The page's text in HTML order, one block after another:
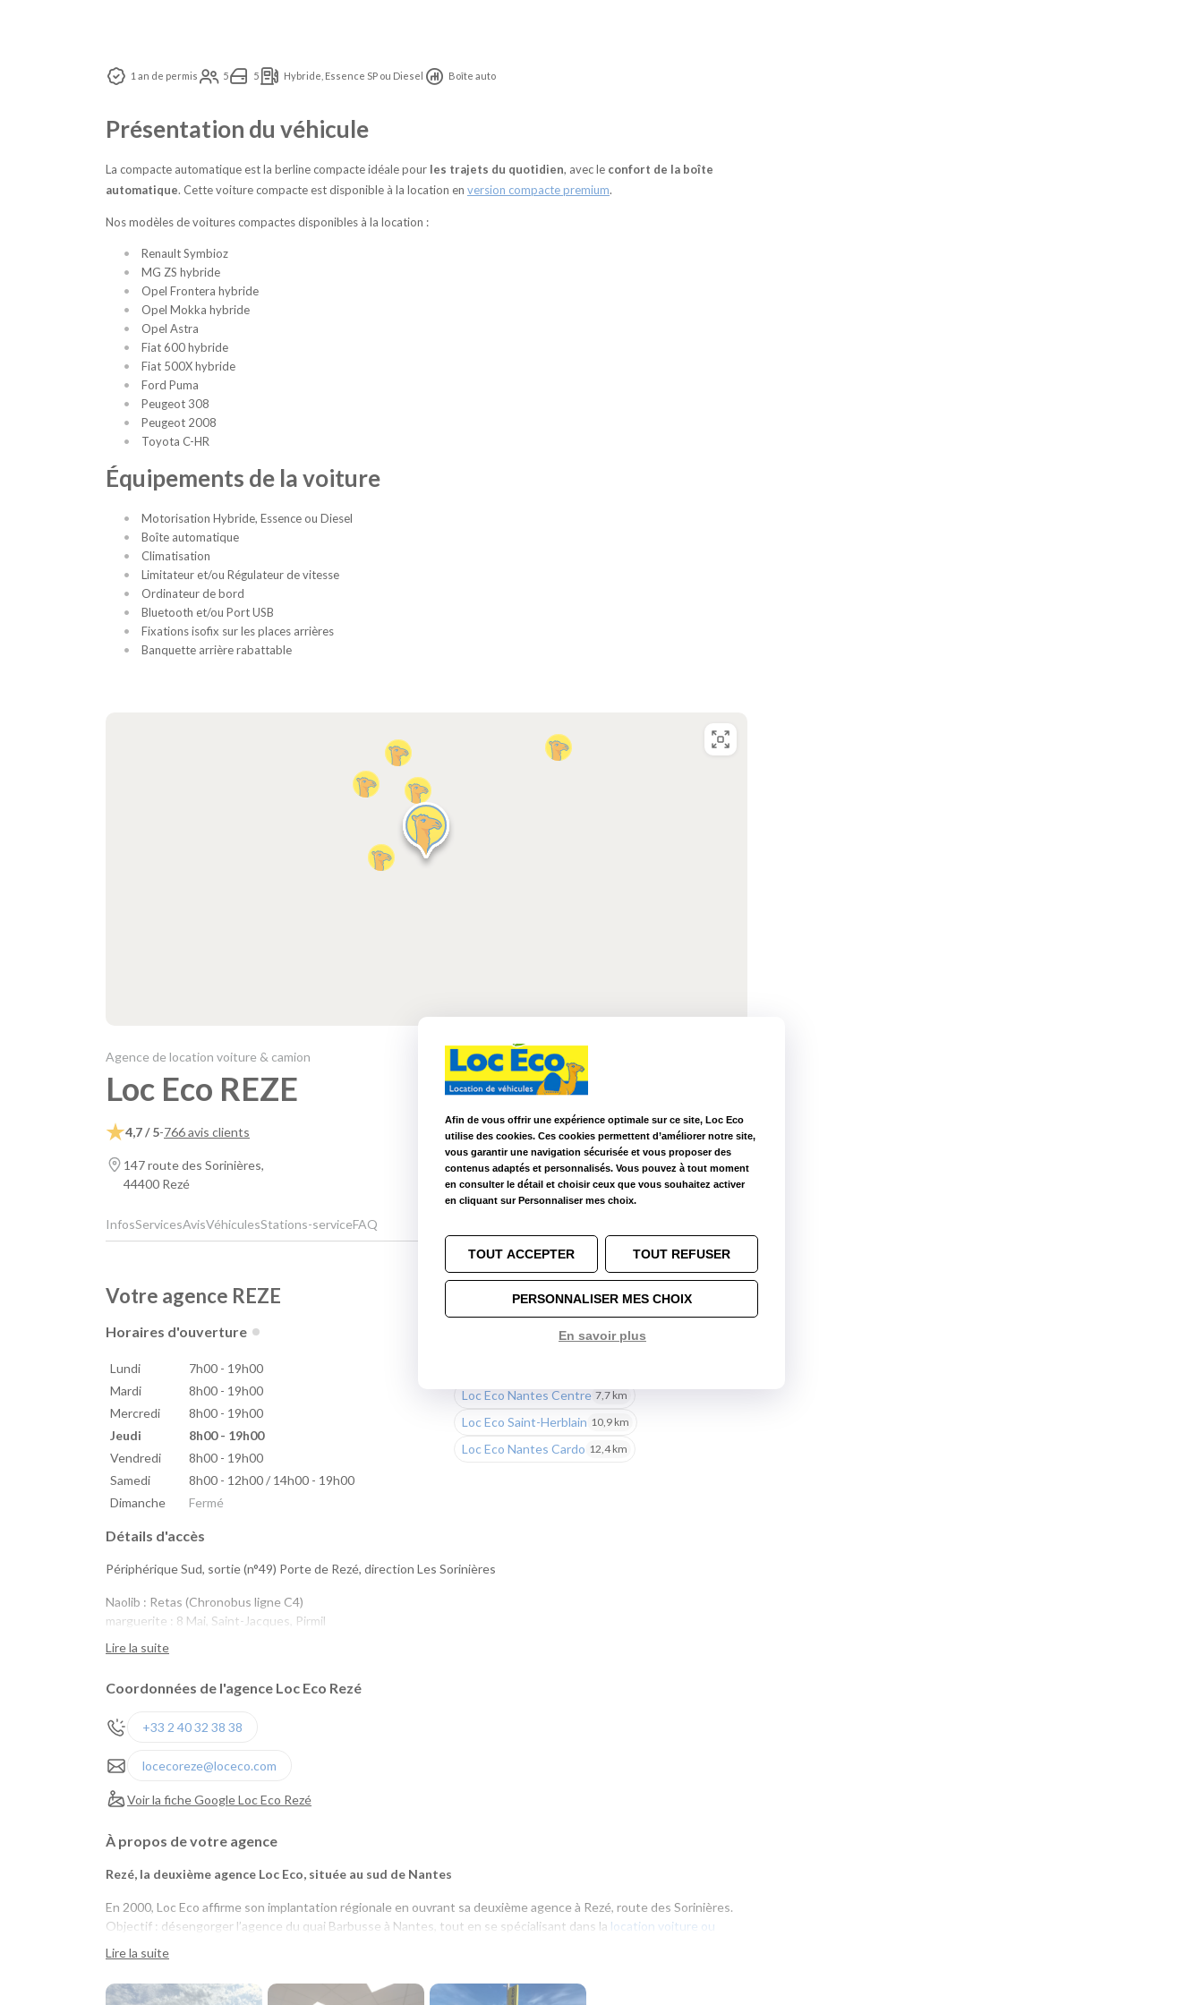
1 an de permis 5 5 Hybride, Essence SP ou Diesel Boîte auto
Présentation du véhicule
La compacte automatique est la berline compacte idéale pour les trajets du quotidien, avec le confort de la boîte
automatique. Cette voiture compacte est disponible à la location en version compacte premium.
Nos modèles de voitures compactes disponibles à la location :
Renault Symbioz
MG ZS hybride
Opel Frontera hybride
Opel Mokka hybride
Opel Astra
Fiat 600 hybride
Fiat 500X hybride
Ford Puma
Peugeot 308
Peugeot 2008
Toyota C-HR
Équipements de la voiture
Motorisation Hybride, Essence ou Diesel
Boîte automatique
Climatisation
Limitateur et/ou Régulateur de vitesse
Ordinateur de bord
Bluetooth et/ou Port USB
Fixations isofix sur les places arrières
Banquette arrière rabattable
Agence de location voiture & camion
Loc Eco REZE
4,7 / 5-766 avis clients
147 route des Sorinières,
44400 Rezé
InfosServicesAvisVéhiculesStations-serviceFAQ
Votre agence REZE
Horaires d'ouverture
Lundi
7h00 - 19h00
Mardi
8h00 - 19h00
Mercredi
8h00 - 19h00
Jeudi
8h00 - 19h00
Vendredi
8h00 - 19h00
Samedi
8h00 - 12h00 / 14h00 - 19h00
Dimanche
Fermé
Nos autres agences à proximité
Loc Eco Nantes Centre 7,7 km
Loc Eco Saint-Herblain 10,9 km
Loc Eco Nantes Cardo 12,4 km
Détails d'accès
Périphérique Sud, sortie (n°49) Porte de Rezé, direction Les Sorinières
Naolib : Retas (Chronobus ligne C4)
marguerite : 8 Mai, Saint-Jacques, Pirmil
Lire la suite
Coordonnées de l'agence Loc Eco Rezé
+33 2 40 32 38 38
locecoreze@loceco.com
Voir la fiche Google Loc Eco Rezé
À propos de votre agence
Rezé, la deuxième agence Loc Eco, située au sud de Nantes
En 2000, Loc Eco affirme son implantation régionale en ouvrant sa deuxième agence à Rezé, route des Sorinières.
Objectif : désengorger l’agence du quai Barbusse à Nantes, tout en se spécialisant dans la location voiture ou
location en longue durée,location courte durée , location moyenne durée et à un choix de véhicules toujours plus
Lire la suite
Afin de vous offrir une expérience optimale sur ce site, Loc Eco
utilise des cookies. Ces cookies permettent d’améliorer notre site,
vous garantir une navigation sécurisée et vous proposer des
contenus adaptés et personnalisés. Vous pouvez à tout moment
en consulter le détail et choisir ceux que vous souhaitez activer
en cliquant sur Personnaliser mes choix.
TOUT ACCEPTER TOUT REFUSER
PERSONNALISER MES CHOIX
En savoir plus